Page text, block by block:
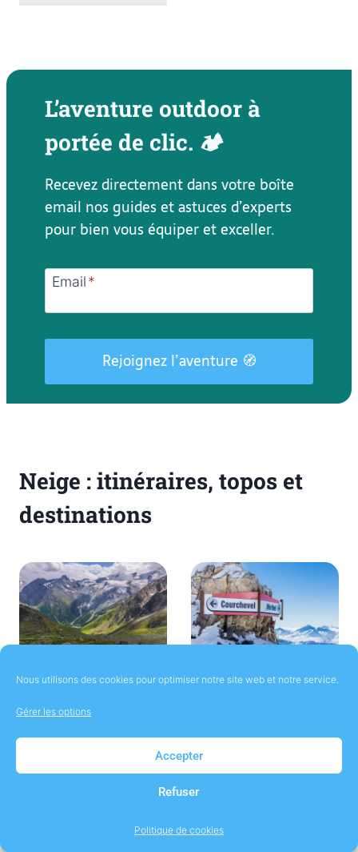
Nous utilisons des cookies pour optimiser notre site web et notre service.
Gérer les options
Accepter
Refuser
Politique de cookies
L’aventure outdoor à
portée de clic. 🏕️
Recevez directement dans votre boîte
email nos guides et astuces d’experts
pour bien vous équiper et exceller.
Email*
Rejoignez l’aventure 🧭
Neige : itinéraires, topos et
destinations
Destination :
Verbier St
Bernard dans
Les 3 Vallées,
monde